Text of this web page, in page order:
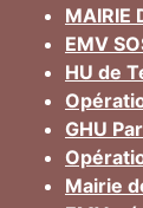
MAIRIE
EMV
HU de
GHU
Mairie